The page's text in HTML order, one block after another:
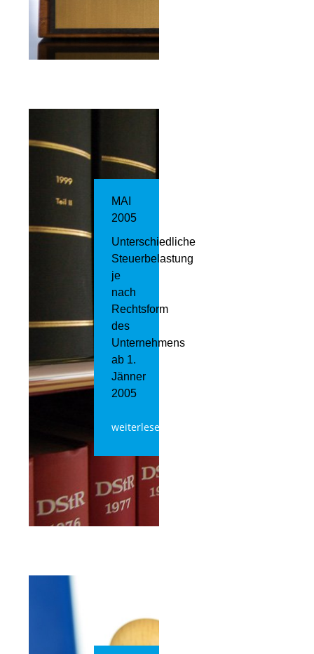
MAI
2005
Unterschiedliche
Steuerbelastung
je
nach
Rechtsform
des
Unternehmens
ab 1.
Jänner
2005
weiterlesen